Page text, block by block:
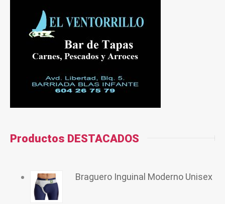
Productos DESTACADOS
Braguero Inguinal Moderno Unisex